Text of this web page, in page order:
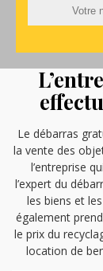
Le débarras
la vente des
l’entreprise
l’expert du
les biens et
également
le prix du
location de